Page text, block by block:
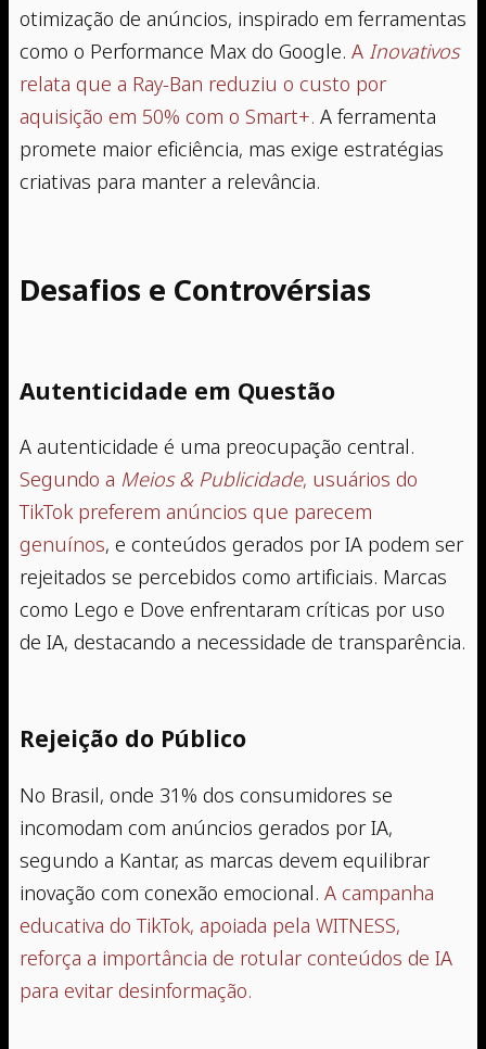
otimização de anúncios, inspirado em ferramentas
como o Performance Max do Google. A Inovativos
relata que a Ray-Ban reduziu o custo por
aquisição em 50% com o Smart+. A ferramenta
promete maior eficiência, mas exige estratégias
criativas para manter a relevância.
Desafios e Controvérsias
Autenticidade em Questão
A autenticidade é uma preocupação central.
Segundo a Meios & Publicidade, usuários do
TikTok preferem anúncios que parecem
genuínos, e conteúdos gerados por IA podem ser
rejeitados se percebidos como artificiais. Marcas
como Lego e Dove enfrentaram críticas por uso
de IA, destacando a necessidade de transparência.
Rejeição do Público
No Brasil, onde 31% dos consumidores se
incomodam com anúncios gerados por IA,
segundo a Kantar, as marcas devem equilibrar
inovação com conexão emocional. A campanha
educativa do TikTok, apoiada pela WITNESS,
reforça a importância de rotular conteúdos de IA
para evitar desinformação.